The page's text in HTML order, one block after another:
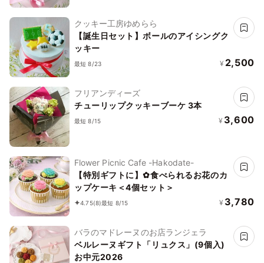
クッキー工房ゆめらら
【誕生日セット】ボールのアイシングク
ッキー
最短 8/23 ¥ 2,500
フリアンディーズ
チューリップクッキーブーケ 3本
最短 8/15 ¥ 3,600
Flower Picnic Cafe -Hakodate-
【特別ギフトに】✿食べられるお花のカ
ップケーキ＜4個セット＞
4.75(8)最短 8/15 ¥ 3,780
バラのマドレーヌのお店ランジェラ
ベルレーヌギフト「リュクス」(9個入)
お中元2026